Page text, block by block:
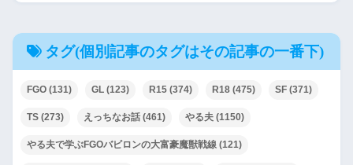
タグ(個別記事のタグはその記事の一番下)
FGO (131) GL (123) R15 (374) R18 (475) SF (371)
TS (273) えっちなお話 (461) やる夫 (1150)
やる夫で学ぶFGOバビロンの大富豪魔獣戦線 (121)